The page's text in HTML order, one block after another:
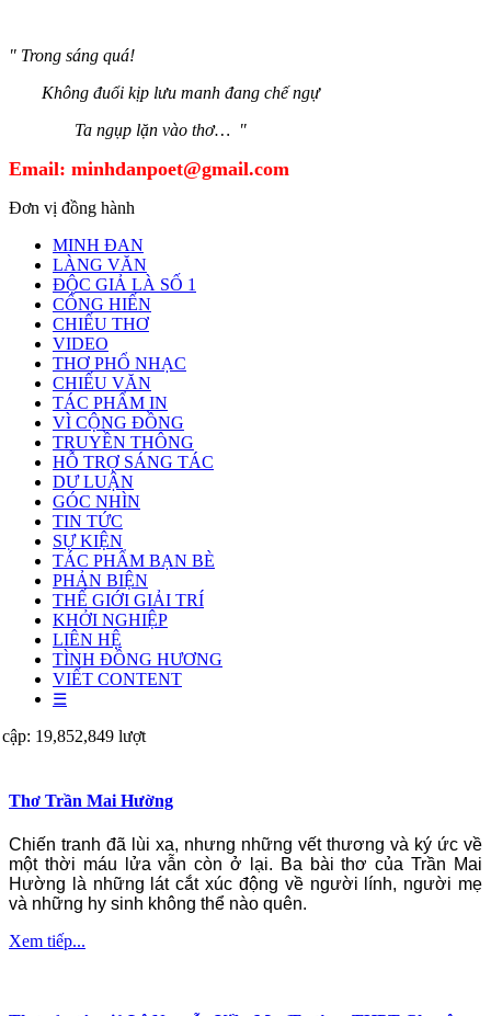
" Trong sáng quá!
Không đuổi kịp lưu manh đang chế ngự
Ta ngụp lặn vào thơ… "
Email: minhdanpoet@gmail.com
Đơn vị đồng hành
MINH ĐAN
LÀNG VĂN
ĐỘC GIẢ LÀ SỐ 1
CỐNG HIẾN
CHIẾU THƠ
VIDEO
THƠ PHỔ NHẠC
CHIẾU VĂN
TÁC PHẨM IN
VÌ CỘNG ĐỒNG
TRUYỀN THÔNG
HỖ TRỢ SÁNG TÁC
DƯ LUẬN
GÓC NHÌN
TIN TỨC
SỰ KIỆN
TÁC PHẨM BẠN BÈ
PHẢN BIỆN
THẾ GIỚI GIẢI TRÍ
KHỞI NGHIỆP
LIÊN HỆ
TÌNH ĐỒNG HƯƠNG
VIẾT CONTENT
☰
19,852,849 lượt
Thơ Trần Mai Hường
Chiến tranh đã lùi xa, nhưng những vết thương và ký ức về
một thời máu lửa vẫn còn ở lại. Ba bài thơ của Trần Mai
Hường là những lát cắt xúc động về người lính, người mẹ
và những hy sinh không thể nào quên.
Xem tiếp...